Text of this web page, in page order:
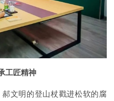
工匠精神
文明的登山杖戳进松软的腐